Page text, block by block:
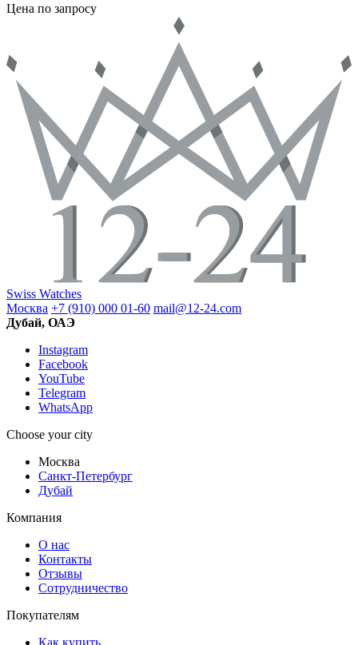
Цена по запросу
Swiss Watches
Москва +7 (910) 000 01-60 mail@12-24.com
Дубай, ОАЭ
Instagram
Facebook
YouTube
Telegram
WhatsApp
Choose your city
Москва
Санкт-Петербург
Дубай
Компания
О нас
Контакты
Отзывы
Сотрудничество
Покупателям